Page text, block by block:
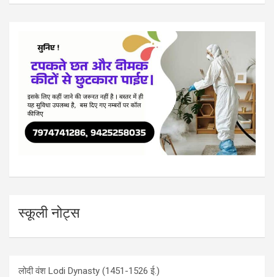
स्कूली नोट्स
लोदी वंश Lodi Dynasty (1451-1526 ई.)